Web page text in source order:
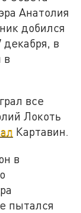
Анатолия
добился
декабря, в
в
все
Локоть
Картавин.
в
пытался